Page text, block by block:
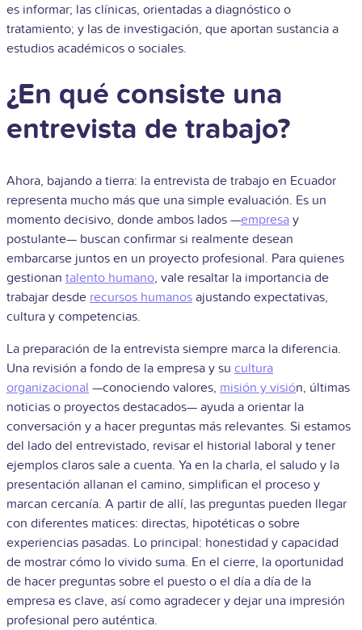
es informar; las clínicas, orientadas a diagnóstico o
tratamiento; y las de investigación, que aportan sustancia a
estudios académicos o sociales.
¿En qué consiste una
entrevista de trabajo?
Ahora, bajando a tierra: la entrevista de trabajo en Ecuador
representa mucho más que una simple evaluación. Es un
momento decisivo, donde ambos lados —empresa y
postulante— buscan confirmar si realmente desean
embarcarse juntos en un proyecto profesional. Para quienes
gestionan talento humano, vale resaltar la importancia de
trabajar desde recursos humanos ajustando expectativas,
cultura y competencias.
La preparación de la entrevista siempre marca la diferencia.
Una revisión a fondo de la empresa y su cultura
organizacional —conociendo valores, misión y visión, últimas
noticias o proyectos destacados— ayuda a orientar la
conversación y a hacer preguntas más relevantes. Si estamos
del lado del entrevistado, revisar el historial laboral y tener
ejemplos claros sale a cuenta. Ya en la charla, el saludo y la
presentación allanan el camino, simplifican el proceso y
marcan cercanía. A partir de allí, las preguntas pueden llegar
con diferentes matices: directas, hipotéticas o sobre
experiencias pasadas. Lo principal: honestidad y capacidad
de mostrar cómo lo vivido suma. En el cierre, la oportunidad
de hacer preguntas sobre el puesto o el día a día de la
empresa es clave, así como agradecer y dejar una impresión
profesional pero auténtica.